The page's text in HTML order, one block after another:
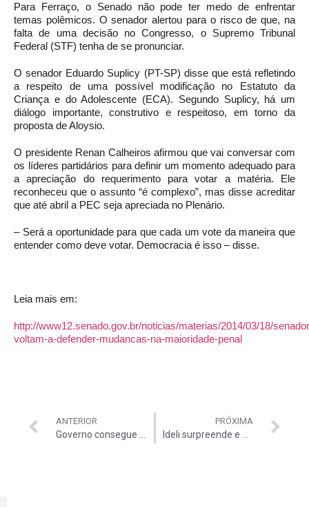
Para Ferraço, o Senado não pode ter medo de enfrentar
temas polêmicos. O senador alertou para o risco de que, na
falta de uma decisão no Congresso, o Supremo Tribunal
Federal (STF) tenha de se pronunciar.
O senador Eduardo Suplicy (PT-SP) disse que está refletindo
a respeito de uma possível modificação no Estatuto da
Criança e do Adolescente (ECA). Segundo Suplicy, há um
diálogo importante, construtivo e respeitoso, em torno da
proposta de Aloysio.
O presidente Renan Calheiros afirmou que vai conversar com
os líderes partidários para definir um momento adequado para
a apreciação do requerimento para votar a matéria. Ele
reconheceu que o assunto “é complexo”, mas disse acreditar
que até abril a PEC seja apreciada no Plenário.
– Será a oportunidade para que cada um vote da maneira que
entender como deve votar. Democracia é isso – disse.
Leia mais em:
http://www12.senado.gov.br/noticias/materias/2014/03/18/
voltam-a-defender-mudancas-na-maioridade-penal
ANTERIOR PRÓXIMA